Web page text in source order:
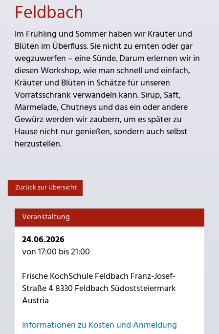
Feldbach
Im Frühling und Sommer haben wir Kräuter und
Blüten im Überfluss. Sie nicht zu ernten oder gar
wegzuwerfen – eine Sünde. Darum erlernen wir in
diesen Workshop, wie man schnell und einfach,
Kräuter und Blüten in Schätze für unseren
Vorratsschrank verwandeln kann. Sirup, Saft,
Marmelade, Chutneys und das ein oder andere
Gewürz werden wir zaubern, um es später zu
Hause nicht nur genießen, sondern auch selbst
herzustellen.
Zurück zur Übersicht
Veranstaltung
24.06.2026
von 17:00 bis 21:00
Frische KochSchule Feldbach Franz-Josef-
Straße 4 8330 Feldbach Südoststeiermark
Austria
Informationen zu Kosten und Anmeldung